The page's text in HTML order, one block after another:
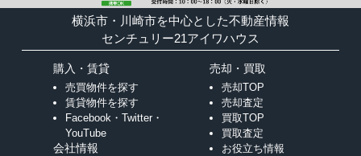
横浜市・川崎市を中心とした不動産情報
センチュリー21アイワハウス
購入・賃貸
売買物件を探す
賃貸物件を探す
Facebook・Twitter・
YouTube
会社情報
売却・買取
売却TOP
売却査定
買取TOP
買取査定
お役立ち情報